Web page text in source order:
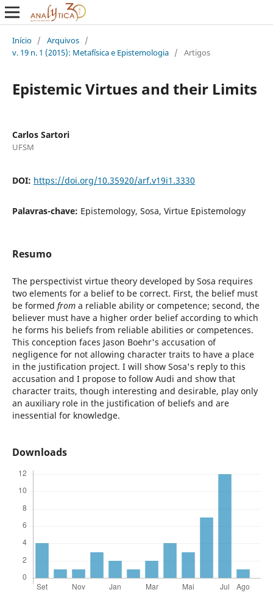
Início / Arquivos /
v. 19 n. 1 (2015): Metafísica e Epistemologia / Artigos
Epistemic Virtues and their Limits
Carlos Sartori
UFSM
DOI: https://doi.org/10.35920/arf.v19i1.3330
Palavras-chave: Epistemology, Sosa, Virtue Epistemology
Resumo
The perspectivist virtue theory developed by Sosa requires
two elements for a belief to be correct. First, the belief must
be formed from a reliable ability or competence; second, the
believer must have a higher order belief according to which
he forms his beliefs from reliable abilities or competences.
This conception faces Jason Boehr's accusation of
negligence for not allowing character traits to have a place
in the justification project. I will show Sosa's reply to this
accusation and I propose to follow Audi and show that
character traits, though interesting and desirable, play only
an auxiliary role in the justification of beliefs and are
inessential for knowledge.
Downloads